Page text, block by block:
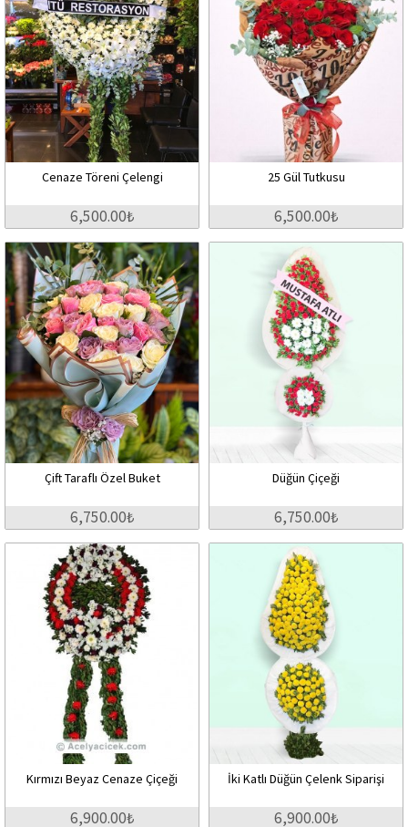
Cenaze Töreni Çelengi
6,500.00₺
25 Gül Tutkusu
6,500.00₺
Çift Taraflı Özel Buket
6,750.00₺
Düğün Çiçeği
6,750.00₺
Kırmızı Beyaz Cenaze Çiçeği
6,900.00₺
İki Katlı Düğün Çelenk Siparişi
6,900.00₺